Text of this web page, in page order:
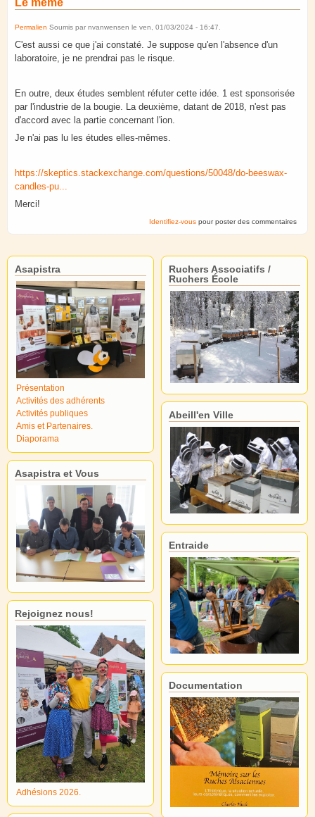
Permalien Soumis par nvanwensen le ven, 01/03/2024 - 16:47.
C'est aussi ce que j'ai constaté. Je suppose qu'en l'absence d'un
laboratoire, je ne prendrai pas le risque.
En outre, deux études semblent réfuter cette idée. 1 est sponsorisée
par l'industrie de la bougie. La deuxième, datant de 2018, n'est pas
d'accord avec la partie concernant l'ion.
Je n'ai pas lu les études elles-mêmes.
https://skeptics.stackexchange.com/questions/50048/do-beeswax-
candles-pu...
Merci!
Identifiez-vous pour poster des commentaires
Asapistra
Présentation
Activités des adhérents
Activités publiques
Amis et Partenaires.
Diaporama
Asapistra et Vous
Rejoignez nous!
Adhésions 2026.
Ruchers Associatifs /
Ruchers École
Abeill'en Ville
Entraide
Documentation